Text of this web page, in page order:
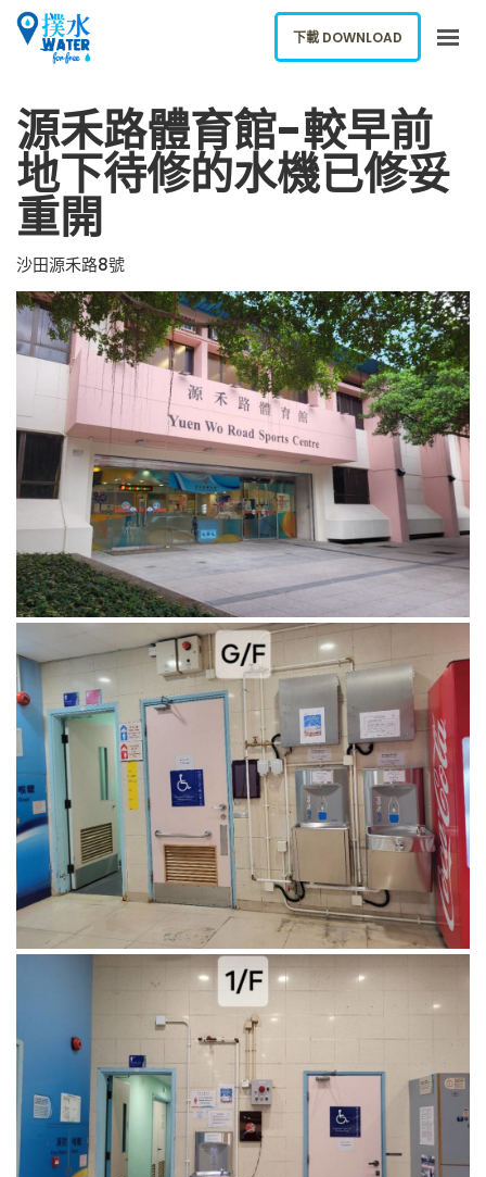
關於我們
下載應用
網誌
下載 DOWNLOAD
源禾路體育館-較早前
地下待修的水機已修妥
重開
沙田源禾路8號
下載 DOWNLOAD